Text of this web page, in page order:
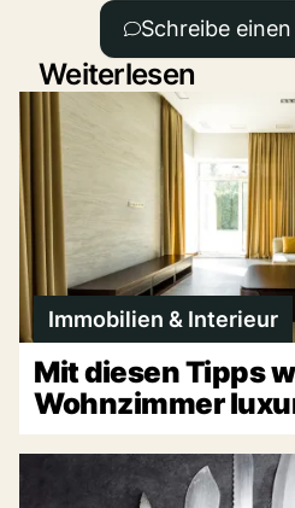
Schreibe
Weiterlesen
Immobilien & Interieur
Mit diesen Tipps
Wohnzimmer